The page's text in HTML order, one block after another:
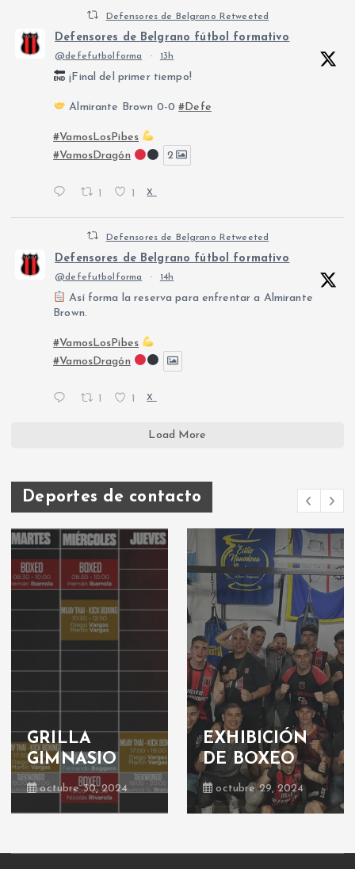
Defensores de Belgrano Retweeted
Defensores de Belgrano fútbol formativo
@defefutbolforma · 13h
¡Final del primer tiempo!
Almirante Brown 0-0#Defe
#VamosLosPibes
#VamosDragón
2
1 1 X
Defensores de Belgrano Retweeted
Defensores de Belgrano fútbol formativo
@defefutbolforma · 14h
Así forma la reserva para enfrentar a Almirante
Brown.
#VamosLosPibes
#VamosDragón
X
Load More
Deportes de contacto
GRILLA
GIMNASIO
octubre 30, 2024
EXHIBICIÓN
DE BOXEO
octubre 29, 2024